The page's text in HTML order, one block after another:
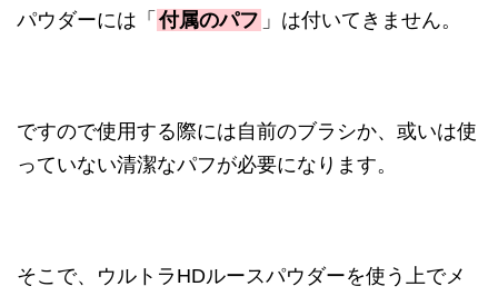
パウダーには「 付属のパフ 」は付いてきません。
ですので使用する際には自前のブラシか、或いは使
っていない清潔なパフが必要になります。
そこで、ウルトラHDルースパウダーを使う上でメ